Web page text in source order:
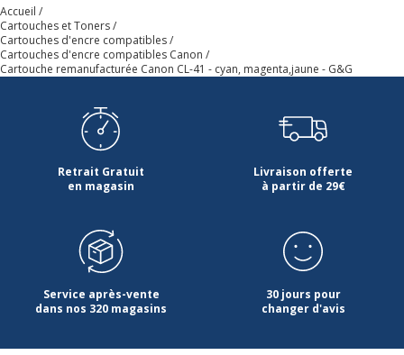
Accueil
Cartouches et Toners
Cartouches d'encre compatibles
Cartouches d'encre compatibles Canon
Cartouche remanufacturée Canon CL-41 - cyan, magenta,jaune - G&G
Retrait Gratuit
en magasin
Livraison offerte
à partir de 29€
Service après-vente
dans nos 320 magasins
30 jours pour
changer d'avis